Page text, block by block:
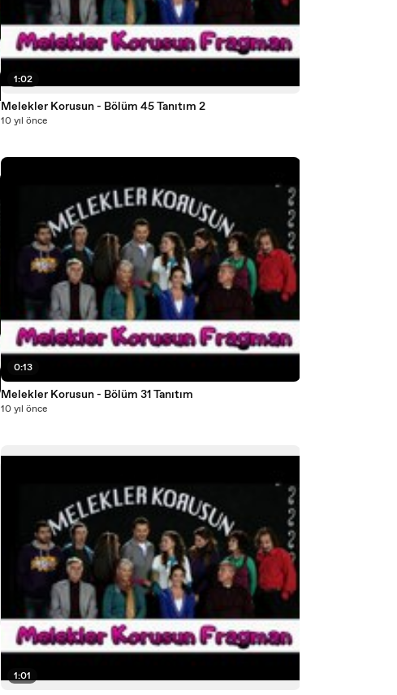
1:02
Melekler Korusun - Bölüm 45 Tanıtım 2
10 yıl önce
0:13
Melekler Korusun - Bölüm 31 Tanıtım
10 yıl önce
1:01